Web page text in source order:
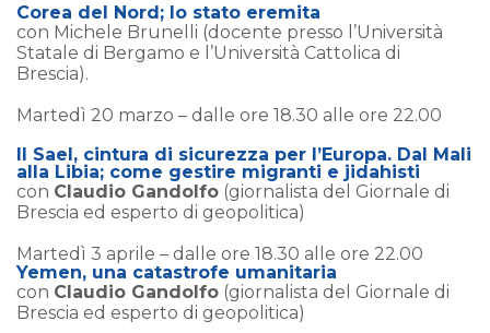
Corea del Nord; lo stato eremita
con Michele Brunelli (docente presso l’Università
Statale di Bergamo e l’Università Cattolica di
Brescia).
Martedì 20 marzo – dalle ore 18.30 alle ore 22.00
Il Sael, cintura di sicurezza per l’Europa. Dal Mali
alla Libia; come gestire migranti e jidahisti
con Claudio Gandolfo (giornalista del Giornale di
Brescia ed esperto di geopolitica)
Martedì 3 aprile – dalle ore 18.30 alle ore 22.00
Yemen, una catastrofe umanitaria
con Claudio Gandolfo (giornalista del Giornale di
Brescia ed esperto di geopolitica)